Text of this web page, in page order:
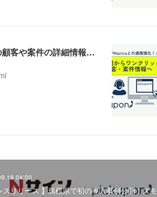
AIクラウドIP電話「pickupon」、顧客管理システム「Mazrica」上の顧客や案件の詳細情報へワンクリックで遷移できる新機能を追加
04:00
スリリース 】島根県で初の導入事例公開！スモ